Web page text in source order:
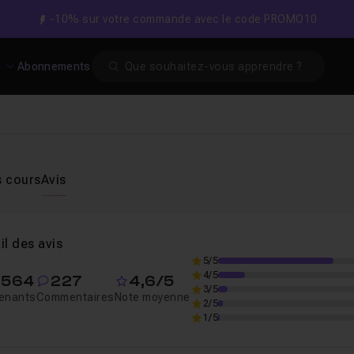
-10% sur votre commande avec le code PROMO10
Abonnements
coursAvis
des avis
564 227
Commentaires
4,6/5
Note moyenne
5/5
4/5
3/5
2/5
1/5